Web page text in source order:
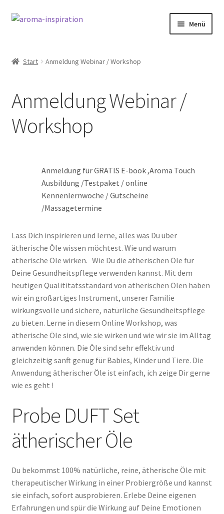
Zur
Zum
Menü
Aroma Workshop & Produkte testen
Aromatouch Technik Kurs – Augsburg & Kempten
Cookie Policy
Datenschutz
dōTERRA Angebote
Doterra Infos und News ( ist gerade in Bearbeitung )
Aroma Workshop & Produkt Tasting
doTERRA Online Bestellen
Homepage
Impressum
Komm in mein Team
Kontakt
Kundenbereich
Massage
Start Anmeldung Webinar / Workshop
Anmeldung Webinar /
Workshop
Anmeldung für GRATIS E-book ,Aroma Touch
Ausbildung /Testpaket / online
Kennenlernwoche / Gutscheine
/Massagetermine
Lass Dich inspirieren und lerne, alles was Du über
ätherische Öle wissen möchtest. Wie und warum
ätherische Öle wirken. Wie Du die ätherischen Öle für
Deine Gesundheitspflege verwenden kannst. Mit dem
heutigen Qualititätsstandard von ätherischen Ölen haben
wir ein großartiges Instrument, unserer Familie
wirkungsvolle und sichere, natürliche Gesundheitspflege
zu bieten. Lerne in diesem Online Workshop, was
ätherische Öle sind, wie sie wirken und wie wir sie im Alltag
anwenden können. Die Öle sind sehr effektiv und
gleichzeitig sanft genug für Babies, Kinder und Tiere. Die
Anwendung ätherischer Öle ist einfach, ich zeige Dir gerne
wie es geht !
Probe DUFT Set
ätherischer Öle
Du bekommst 100% natürliche, reine, ätherische Öle mit
therapeutischer Wirkung in einer Probiergröße und kannst
sie einfach, sofort ausprobieren. Erlebe Deine eigenen
Erfahrungen und spür die Wirkung auf Deine Emotionen